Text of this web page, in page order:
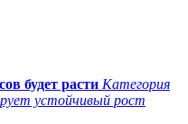
будет расти Категория
устойчивый рост